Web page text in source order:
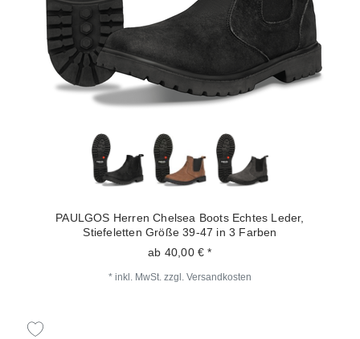
PAULGOS Herren Chelsea Boots Echtes Leder,
Stiefeletten Größe 39-47 in 3 Farben
ab 40,00 € *
* inkl. MwSt. zzgl. Versandkosten